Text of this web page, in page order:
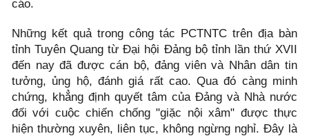
cáo.
Những kết quả trong công tác PCTNTC trên địa bàn
tỉnh Tuyên Quang từ Đại hội Đảng bộ tỉnh lần thứ XVII
đến nay đã được cán bộ, đảng viên và Nhân dân tin
tưởng, ủng hộ, đánh giá rất cao. Qua đó càng minh
chứng, khẳng định quyết tâm của Đảng và Nhà nước
đối với cuộc chiến chống "giặc nội xâm" được thực
hiện thường xuyên, liên tục, không ngừng nghỉ. Đây là